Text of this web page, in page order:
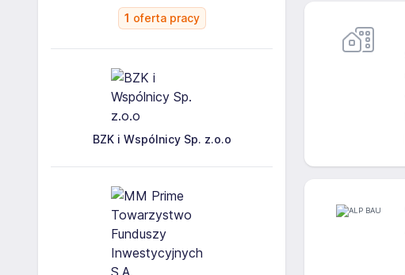
1 oferta pracy
BZK i Wspólnicy Sp. z.o.o